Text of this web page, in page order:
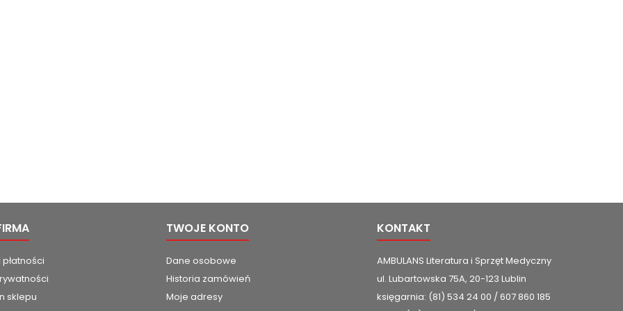
sklepu
TWOJE KONTO
Dane osobowe
Historia zamówień
Moje adresy
KONTAKT
AMBULANS Literatura i Sprzęt Medyczny
ul. Lubartowska 75A, 20-123 Lublin
księgarnia: (81) 534 24 00 / 607 860 185